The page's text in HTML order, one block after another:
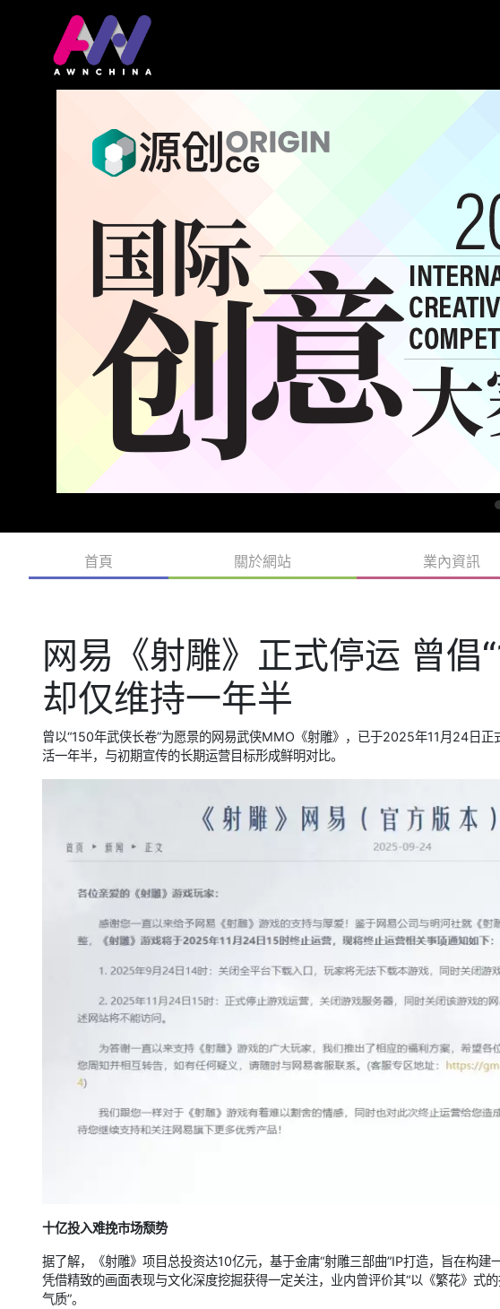
首頁 關於網站 業內資訊
网易《射雕》正式停运 曾倡
却仅维持一年半
曾以“150年武侠长卷”为愿景的网易武侠MMO《射雕》，已于2025年11月24日
活一年半，与初期宣传的长期运营目标形成鲜明对比。
十亿投入难挽市场颓势
据了解，《射雕》项目总投资达10亿元，基于金庸“射雕三部曲”IP打造，旨在构
凭借精致的画面表现与文化深度挖掘获得一定关注，业内曾评价其“以《繁花》式
气质”。